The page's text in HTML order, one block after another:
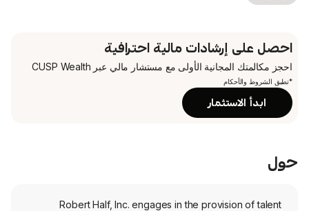
مالية احترافية
الأولى مع مستشار مالي عبر CUSP Wealth
Robert Half, Inc. engages in the